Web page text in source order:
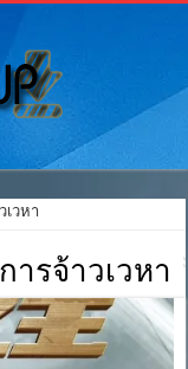
วหา
การจ้าวเวหา